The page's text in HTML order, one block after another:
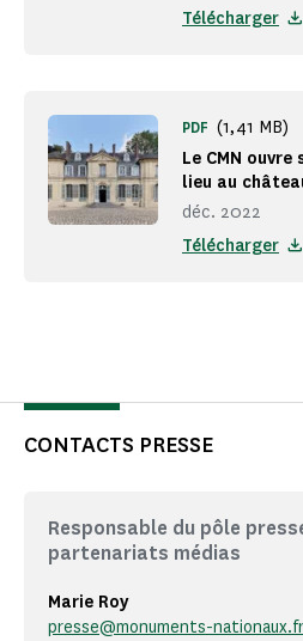
Télécharger
Le CMN
lieu au
déc. 2022
PDF (1,41 MB)
Télécharger
CONTACTS PRESSE
Responsable du pôle
partenariats médias
Marie Roy
presse@monuments-nationaux.fr